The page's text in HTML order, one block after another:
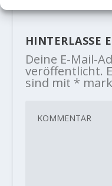
HINTERLASSE
Deine E-Mail-
veröffentlicht.
sind mit *